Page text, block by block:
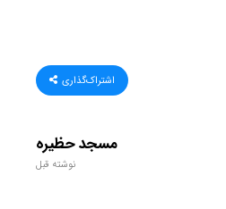
اشتراک‌گذاری
مسجد حظیره
نوشته قبل